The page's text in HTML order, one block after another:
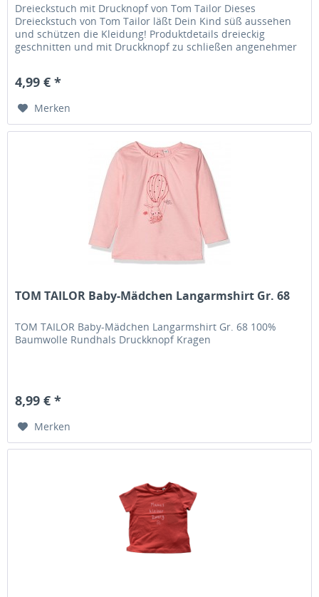
Dreieckstuch mit Drucknopf von Tom Tailor Dieses
Dreieckstuch von Tom Tailor läßt Dein Kind süß aussehen
und schützen die Kleidung! Produktdetails dreieckig
geschnitten und mit Druckknopf zu schließen angenehmer
4,99 € *
Merken
TOM TAILOR Baby-Mädchen Langarmshirt Gr. 68
TOM TAILOR Baby-Mädchen Langarmshirt Gr. 68 100%
Baumwolle Rundhals Druckknopf Kragen
8,99 € *
Merken